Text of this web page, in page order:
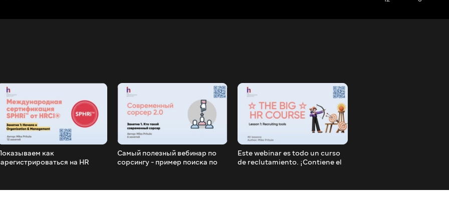
как
на HR
Самый полезный вебинар по
сорсингу - пример поиска по
Este webinar es todo un curso
de reclutamiento. ¡Contiene el